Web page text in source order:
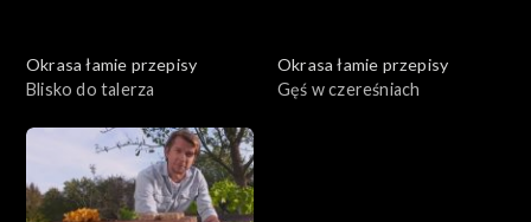
Okrasa łamie przepisy
Blisko do talerza
Okrasa łamie przepisy
Gęś w czereśniach